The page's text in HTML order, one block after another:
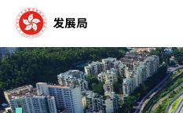
容
开
始